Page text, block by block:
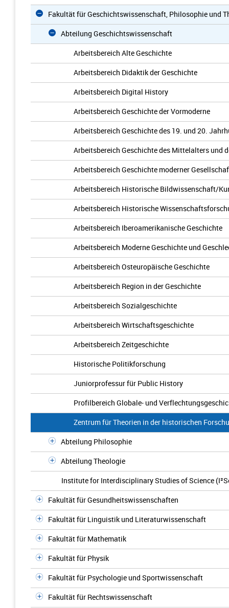
Fakultät für Geschichtswissenschaft, Philosophie und
Abteilung Geschichtswissenschaft
Arbeitsbereich Alte Geschichte
Arbeitsbereich Didaktik der Geschichte
Arbeitsbereich Digital History
Arbeitsbereich Geschichte der Vormoderne
Arbeitsbereich Geschichte des 19. und 20.
Arbeitsbereich Geschichte des Mittelalters und
Arbeitsbereich Geschichte moderner
Arbeitsbereich Historische Bildwissenschaft/
Arbeitsbereich Historische
Arbeitsbereich Iberoamerikanische Geschichte
Arbeitsbereich Moderne Geschichte und
Arbeitsbereich Osteuropäische Geschichte
Arbeitsbereich Region in der Geschichte
Arbeitsbereich Sozialgeschichte
Arbeitsbereich Wirtschaftsgeschichte
Arbeitsbereich Zeitgeschichte
Historische Politikforschung
Juniorprofessur für Public History
Profilbereich Globale- und
Zentrum für Theorien in der historischen
Abteilung Philosophie
Abteilung Theologie
Institute for Interdisciplinary Studies of Science
Fakultät für Gesundheitswissenschaften
Fakultät für Linguistik und Literaturwissenschaft
Fakultät für Mathematik
Fakultät für Physik
Fakultät für Psychologie und Sportwissenschaft
Fakultät für Rechtswissenschaft